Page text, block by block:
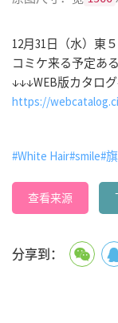
12月31日（水）東
コミケ来る予定あ
↓↓↓WEB版カタロ
https://
#White Hair#smile#
查看来源
分享到：